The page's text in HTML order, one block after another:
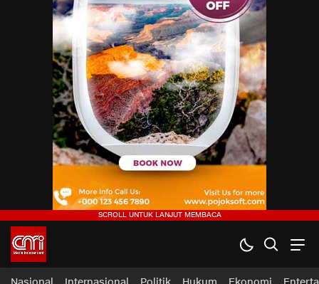
CMI News
Berani, Integritas dan Loyalitas